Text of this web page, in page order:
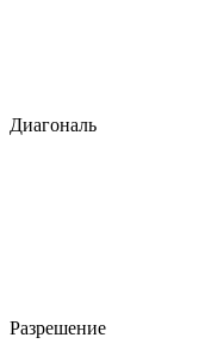
Диагональ
Разрешение